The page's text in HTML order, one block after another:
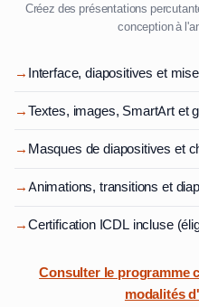
Créez des présentations
conception à
→ Interface, diapositives et
→Textes, images, SmartArt et
→ Masques de diapositives et
→Animations, transitions et
→Certification ICDL incluse
Consulter le programme
modalités